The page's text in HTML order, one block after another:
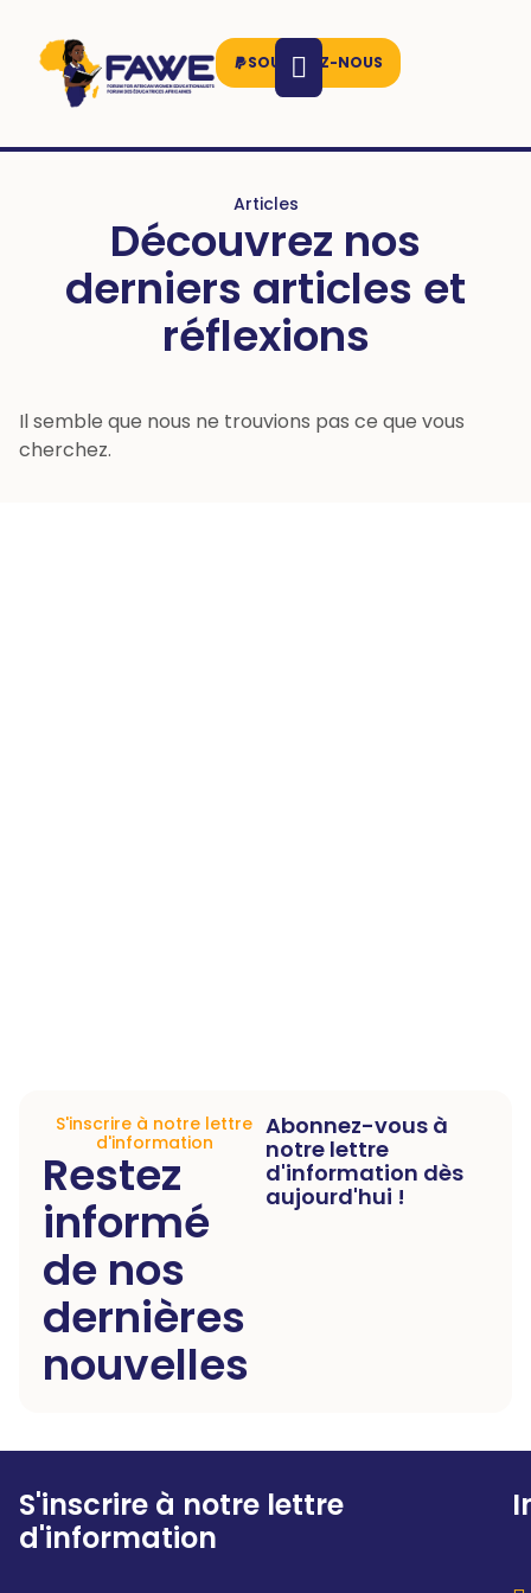
SOUTENEZ-NOUS
Articles
Découvrez nos
derniers articles et
réflexions
Il semble que nous ne trouvions pas ce que vous
cherchez.
S'inscrire à notre lettre
d'information
Restez
informé
de nos
dernières
nouvelles
Abonnez-vous à
notre lettre
d'information dès
aujourd'hui !
S'inscrire à notre lettre
d'information